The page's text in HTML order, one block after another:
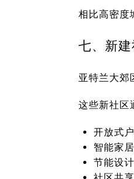
相比高密度
七、新
亚特兰大
这些新社区
开放式
智能家
节能设计